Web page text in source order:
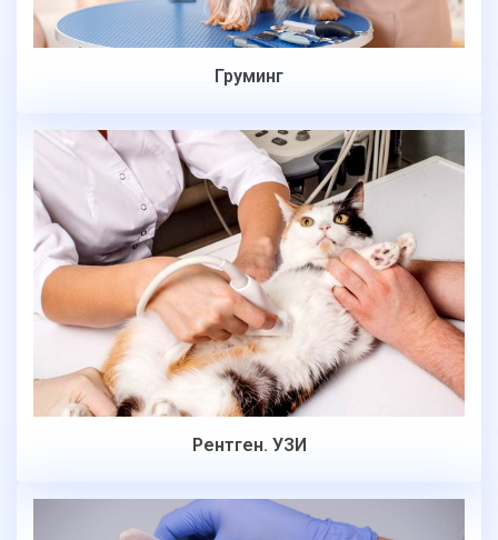
Груминг
Рентген. УЗИ